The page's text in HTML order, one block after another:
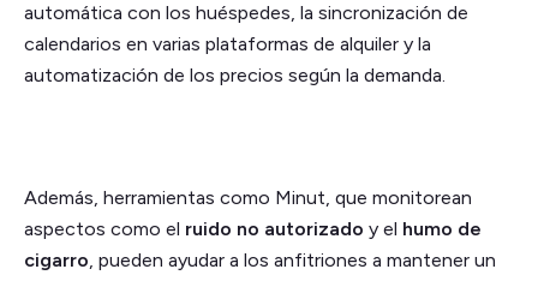
automática con los huéspedes, la sincronización de
calendarios en varias plataformas de alquiler y la
automatización de los precios según la demanda.
Además, herramientas como Minut, que monitorean
aspectos como el ruido no autorizado y el humo de
cigarro, pueden ayudar a los anfitriones a mantener un